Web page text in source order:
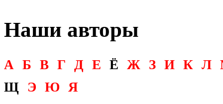
Наши авторы
А Б В Г Д Е Ё Ж З И К Л
Щ Э Ю Я